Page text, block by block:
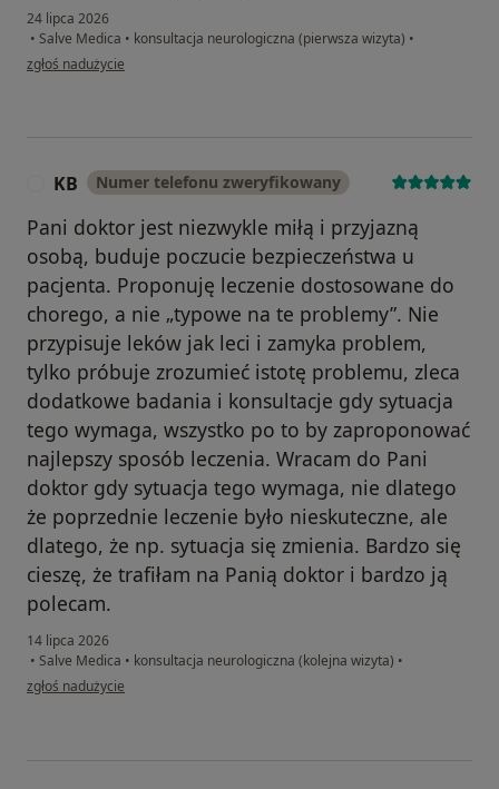
24 lipca 2026
• Salve Medica • konsultacja neurologiczna (pierwsza wizyta) •
w opinii użytkownika Katarzyna
zgłoś nadużycie
KB Numer telefonu zweryfikowany
Pani doktor jest niezwykle miłą i przyjazną
osobą, buduje poczucie bezpieczeństwa u
pacjenta. Proponuję leczenie dostosowane do
chorego, a nie „typowe na te problemy”. Nie
przypisuje leków jak leci i zamyka problem,
tylko próbuje zrozumieć istotę problemu, zleca
dodatkowe badania i konsultacje gdy sytuacja
tego wymaga, wszystko po to by zaproponować
najlepszy sposób leczenia. Wracam do Pani
doktor gdy sytuacja tego wymaga, nie dlatego
że poprzednie leczenie było nieskuteczne, ale
dlatego, że np. sytuacja się zmienia. Bardzo się
cieszę, że trafiłam na Panią doktor i bardzo ją
polecam.
14 lipca 2026
• Salve Medica • konsultacja neurologiczna (kolejna wizyta) •
w opinii użytkownika KB
zgłoś nadużycie